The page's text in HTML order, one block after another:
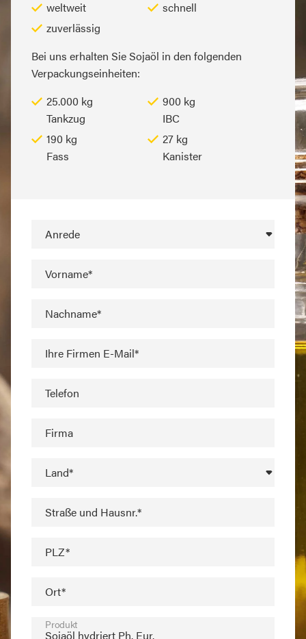
weltweit
schnell
zuverlässig
Bei uns erhalten Sie Sojaöl in den folgenden
Verpackungseinheiten:
25.000 kg
Tankzug
900 kg
IBC
190 kg
Fass
27 kg
Kanister
Anrede
Vorname*
Nachname*
Ihre Firmen E-Mail*
Telefon
Firma
Land*
Straße und Hausnr.*
PLZ*
Ort*
Produkt